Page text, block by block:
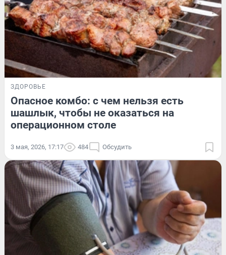
ЗДОРОВЬЕ
Опасное комбо: с чем нельзя есть
шашлык, чтобы не оказаться на
операционном столе
3 мая, 2026, 17:17 484 Обсудить